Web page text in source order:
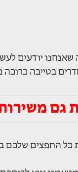
בטייבה כרוכה
גם
כל החפצים